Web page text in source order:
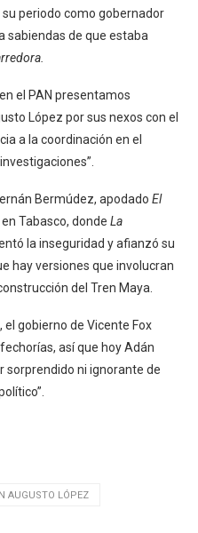
periodo como gobernador
sabiendas de que estaba
el PAN presentamos
López por sus nexos con el
a la coordinación en el
Bermúdez, apodado El
Tabasco, donde La
la inseguridad y afianzó su
hay versiones que involucran
del Tren Maya.
gobierno de Vicente Fox
así que hoy Adán
sorprendido ni ignorante de
AUGUSTO LÓPEZ